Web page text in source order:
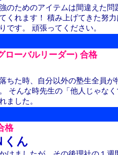
のためのアイテムは間違えた問
くれます！ 積み上げてきた努
です。 頑張ってください。
ローバルリーダー) 合格
ちた時、自分以外の塾生全員が
そんな時先生の「他人じゃな
ました。
格
くん